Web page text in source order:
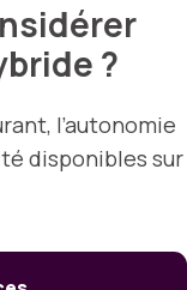
?
l’autonomie
disponibles sur